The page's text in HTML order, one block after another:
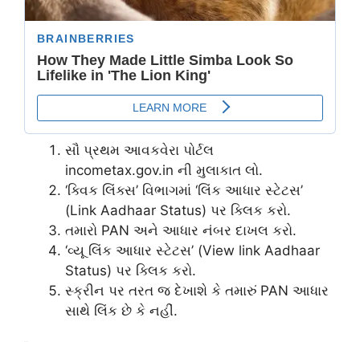
સૌ પ્રથમ આવકવેરા પોર્ટલ
incometax.gov.in ની મુલાકાત લો.
‘ક્વિક લિંક્સ’ વિભાગમાં ‘લિંક આધાર સ્ટેટસ’
(Link Aadhaar Status) પર ક્લિક કરો.
તમારો PAN અને આધાર નંબર દાખલ કરો.
‘વ્યૂ લિંક આધાર સ્ટેટસ’ (View link Aadhaar
Status) પર ક્લિક કરો.
સ્ક્રીન પર તરત જ દેખાશે કે તમારું PAN આધાર
સાથે લિંક છે કે નહીં.